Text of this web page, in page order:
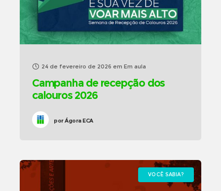
24 de fevereiro de 2026 em Em aula
Campanha de recepção dos
calouros 2026
porÁgora ECA
VOCÊ SABIA?